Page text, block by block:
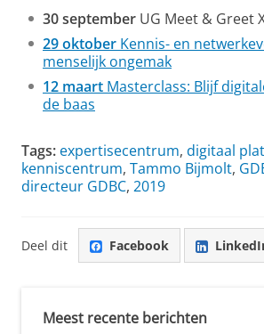
30 september UG Meet & Greet
29 oktober Kennis- en
menselijk ongemak
12 maart Masterclass: Blijf
de baas
Tags: expertisecentrum, digitaal
kenniscentrum, Tammo Bijmolt,
directeur GDBC, 2019
Deel dit Facebook
Meest recente berichten